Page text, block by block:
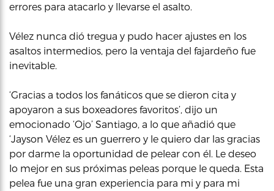
errores para atacarlo y llevarse el asalto.
Vélez nunca dió tregua y pudo hacer ajustes en los
asaltos intermedios, pero la ventaja del fajardeño fue
inevitable.
‘Gracias a todos los fanáticos que se dieron cita y
apoyaron a sus boxeadores favoritos’, dijo un
emocionado ‘Ojo’ Santiago, a lo que añadió que
‘Jayson Vélez es un guerrero y le quiero dar las gracias
por darme la oportunidad de pelear con él. Le deseo
lo mejor en sus próximas peleas porque le queda. Esta
pelea fue una gran experiencia para mi y para mi